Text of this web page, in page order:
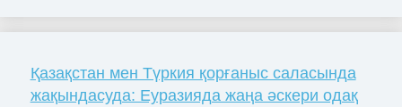
Қазақстан мен Түркия қорғаныс саласында
жақындасуда: Еуразияда жаңа әскери одақ